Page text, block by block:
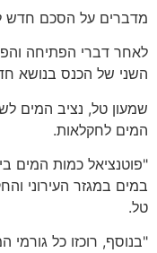
מדברים על הסכם חדש
לאחר דברי הפתיחה
השני של הכנס בנושא
שמעון טל, נציב המים
המים לחקלאות.
"פוטנציאל כמות המים
במים במגזר העירוני
טל.
"בנוסף, רוכזו כל